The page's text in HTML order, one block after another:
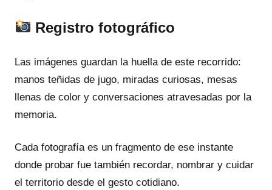
Registro fotográfico
Las imágenes guardan la huella de este recorrido:
manos teñidas de jugo, miradas curiosas, mesas
llenas de color y conversaciones atravesadas por la
memoria.
Cada fotografía es un fragmento de ese instante
donde probar fue también recordar, nombrar y cuidar
el territorio desde el gesto cotidiano.